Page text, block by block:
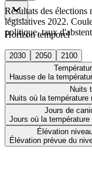
Horizon temporel
2030 2050
2100
Hausse de la
Nuits
Nuits où la température
Jours de
Jours où la température
Élévation
Élévation prévue du
Résultats des
législatives 2022.
politique, taux